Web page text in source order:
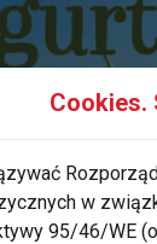
to
Cookies.
w
95/46/WE